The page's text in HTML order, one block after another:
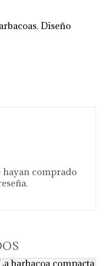
, Diseño
hayan comprado